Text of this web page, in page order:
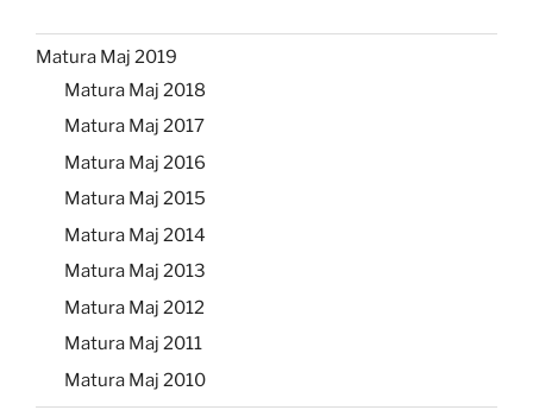
Matura Maj 2019
Matura Maj 2018
Matura Maj 2017
Matura Maj 2016
Matura Maj 2015
Matura Maj 2014
Matura Maj 2013
Matura Maj 2012
Matura Maj 2011
Matura Maj 2010